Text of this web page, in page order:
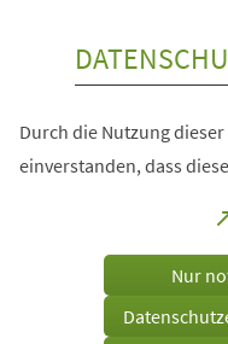
Durch die Nutzung
einverstanden, dass
Nur